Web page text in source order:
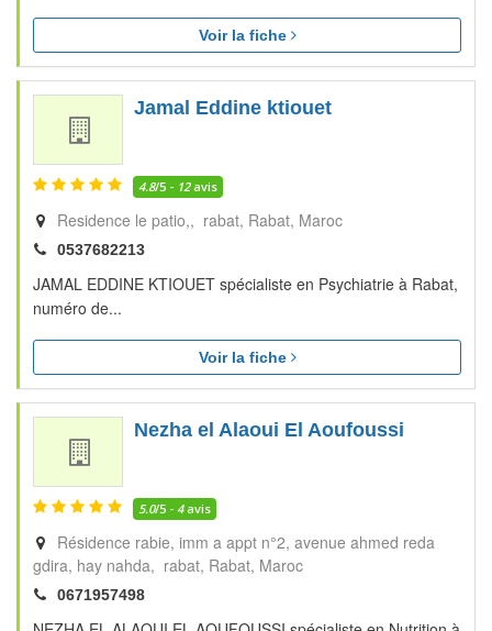
Voir la fiche
Jamal Eddine ktiouet
4.8/5 - 12avis
Residence le patio,, rabat Rabat Maroc
0537682213
JAMAL EDDINE KTIOUET spécialiste en Psychiatrie à Rabat,
numéro de...
Voir la fiche
Nezha el Alaoui El Aoufoussi
5.0/5 - 4avis
Résidence rabie, imm a appt n°2, avenue ahmed reda
gdira, hay nahda, rabat Rabat Maroc
0671957498